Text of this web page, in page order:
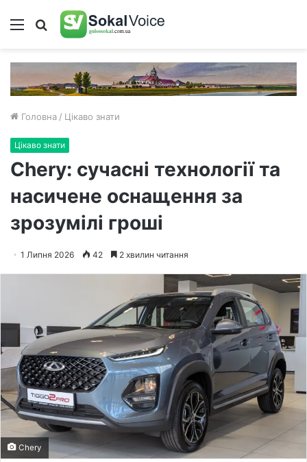
Меню Пошук
Головна / Цікаво знати
Цікаво знати
Chery: сучасні технології та
насичене оснащення за
зрозумілі гроші
1 Липня 2026 42 2 хвилин читання
Chery